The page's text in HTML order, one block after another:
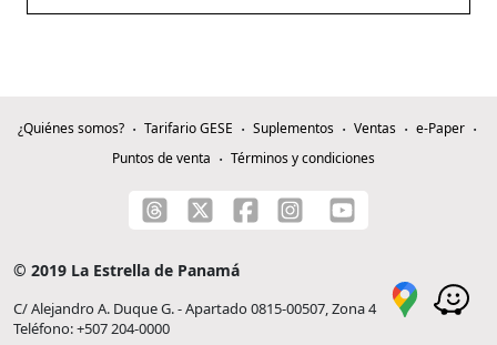
¿Quiénes somos? Tarifario GESE Suplementos Ventas
e-Paper
Puntos de venta
Términos y condiciones
© 2019 La Estrella de Panamá
C/ Alejandro A. Duque G. - Apartado 0815-00507, Zona 4
Teléfono: +507 204-0000